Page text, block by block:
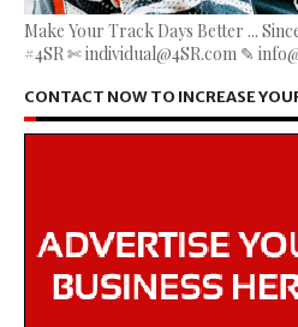
Make Your Track Days Better ...
#4SR ✄ individual@4SR.com ✎
CONTACT NOW TO INCREASE